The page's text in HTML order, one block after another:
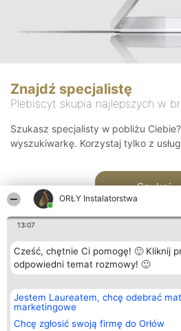
ORŁY Instalatorstwa
13:07
Cześć, chętnie Ci pomogę! 🙂 Kliknij
odpowiedni temat rozmowy! 🙂
Jestem Laureatem, chcę odebrać
marketingowe
Chcę zgłosić swoją firmę do Orłów
Znajdź specjalistę
Plebiscyt skupia najlepszych w
Szukasz specjalisty w pobliżu
wyszukiwarkę. Korzystaj tylko z
Szukaj
Organizator plebiscytu
Bright Side Solutions sp. z o.
o. sp. k.
ul. Ruska 22
Wrocław 50-079
Plebiscyt
Laureaci
wszystkich
Laureatów